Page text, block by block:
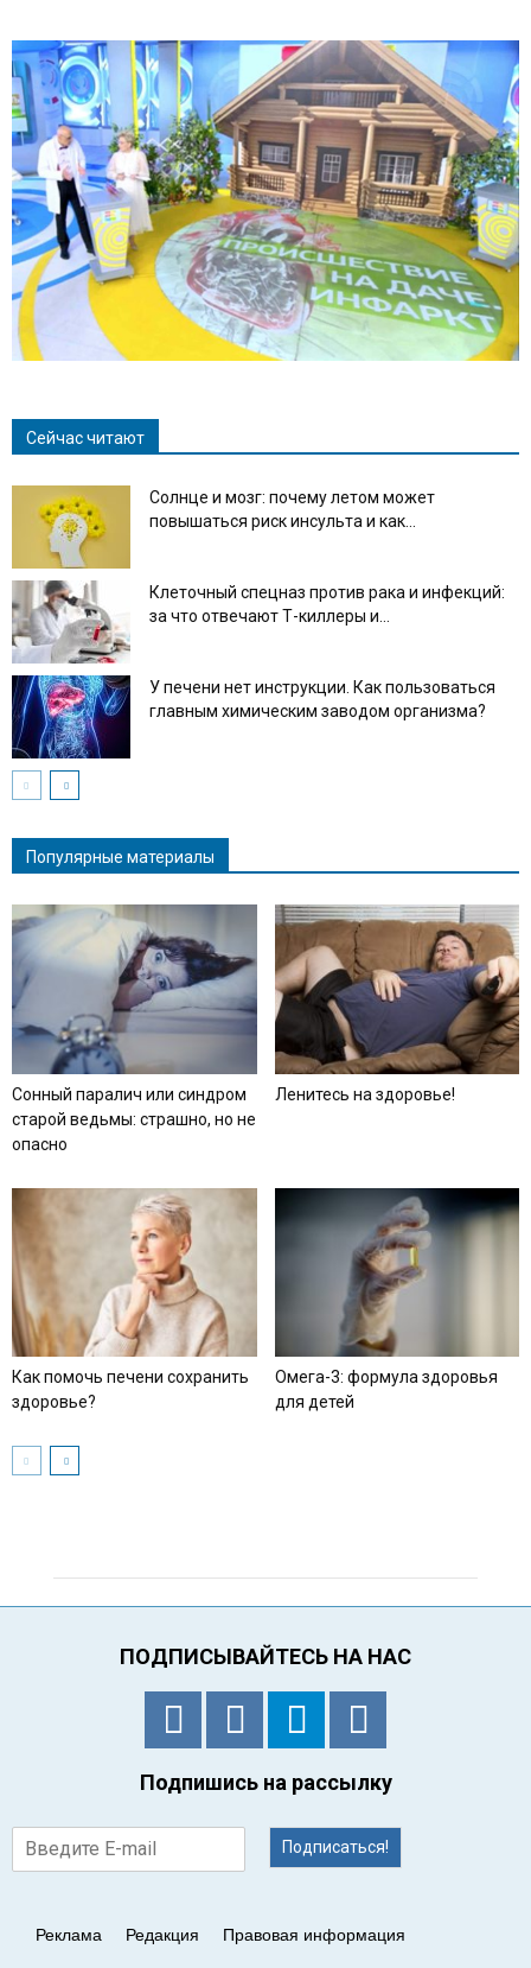
Сейчас читают
Солнце и мозг: почему летом может
повышаться риск инсульта и как...
Клеточный спецназ против рака и инфекций:
за что отвечают Т-киллеры и...
У печени нет инструкции. Как пользоваться
главным химическим заводом организма?
Популярные материалы
Сонный паралич или синдром
старой ведьмы: страшно, но не
опасно
Ленитесь на здоровье!
Как помочь печени сохранить
здоровье?
Омега-3: формула здоровья
для детей
ПОДПИСЫВАЙТЕСЬ НА НАС
Подпишись на рассылку
Подписаться!
Реклама Редакция Правовая информация